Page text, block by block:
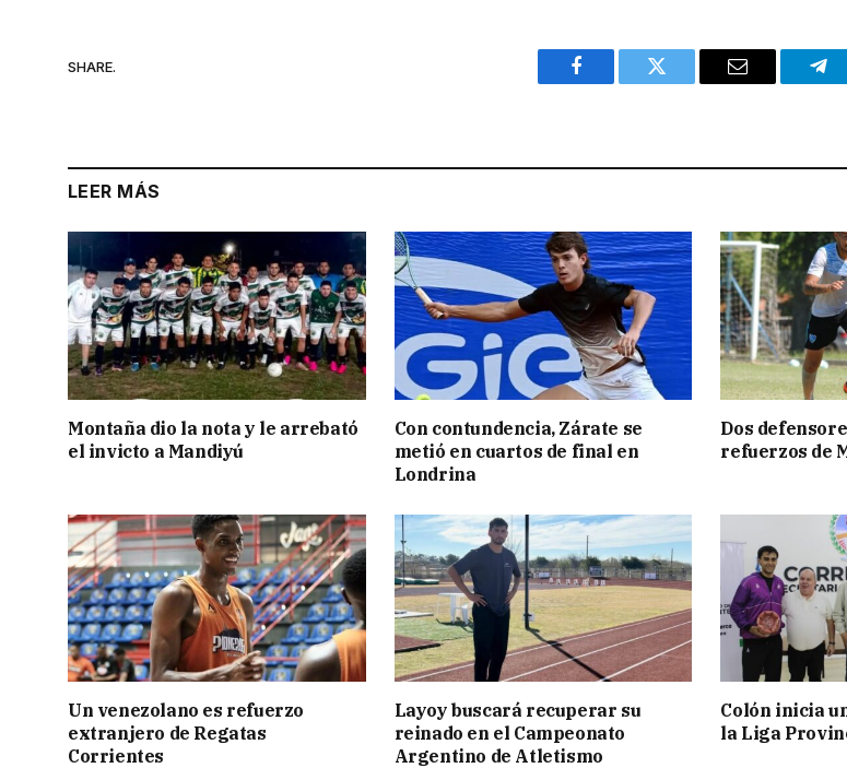
SHARE.
Facebook Twitter Email
LEER MÁS
Montaña dio la nota y le arrebató
el invicto a Mandiyú
Con contundencia, Zárate se
metió en cuartos de final en
Londrina
Dos
refuerzos de
Un venezolano es refuerzo
extranjero de Regatas
Corrientes
Layoy buscará recuperar su
reinado en el Campeonato
Argentino de Atletismo
Colón inicia
la Liga